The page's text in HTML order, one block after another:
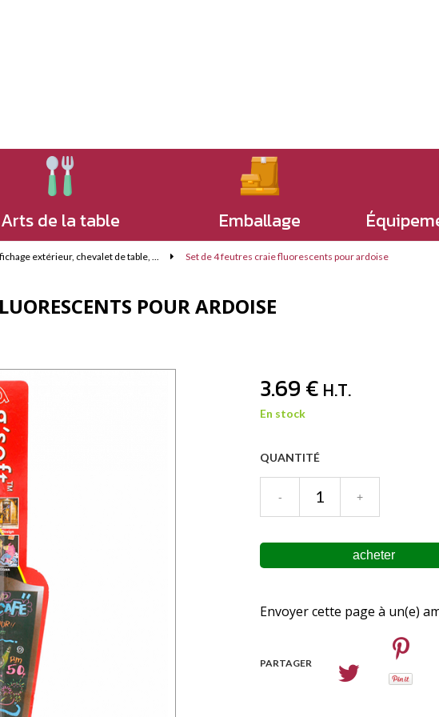
Arts de la table Emballage
extérieur, chevalet de table, ... Set de 4 feutres craie fluorescents pour ardoise
POUR ARDOISE
3.69€ H.T.
En stock
QUANTITÉ
Envoyer cette page à un(e)
PARTAGER